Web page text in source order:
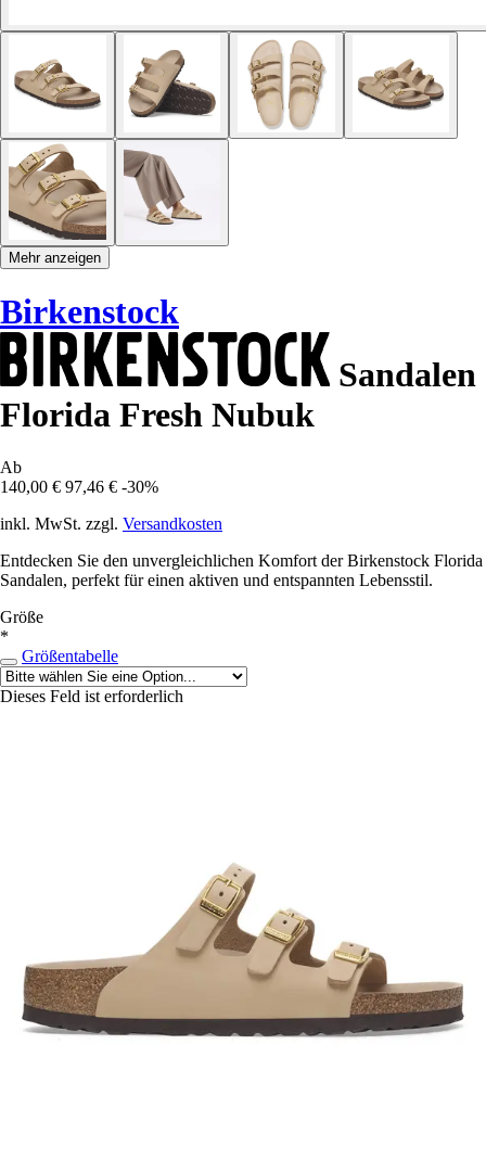
Mehr anzeigen
Birkenstock
Sandalen
Florida Fresh Nubuk
Ab
140,00 € 97,46 € -30%
inkl. MwSt. zzgl. Versandkosten
Entdecken Sie den unvergleichlichen Komfort der Birkenstock Florida
Sandalen, perfekt für einen aktiven und entspannten Lebensstil.
Größe
*
Größentabelle
Dieses Feld ist erforderlich